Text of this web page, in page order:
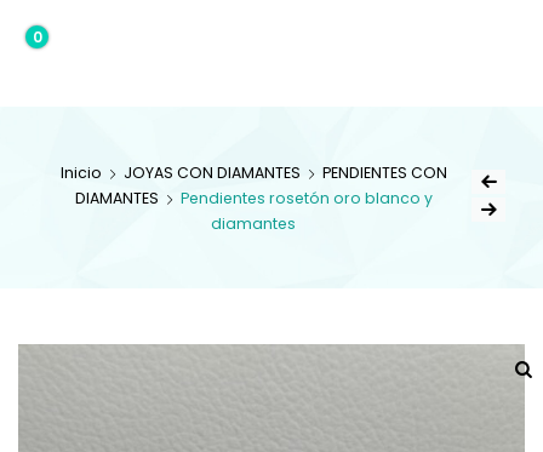
0,00€
0
Inicio JOYAS CON DIAMANTES
PENDIENTES CON
DIAMANTES
Pendientes rosetón oro blanco y
diamantes